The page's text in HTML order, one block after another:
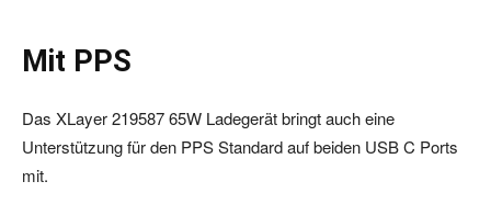
Mit PPS
Das XLayer 219587 65W Ladegerät bringt auch eine
Unterstützung für den PPS Standard auf beiden USB C Ports
mit.